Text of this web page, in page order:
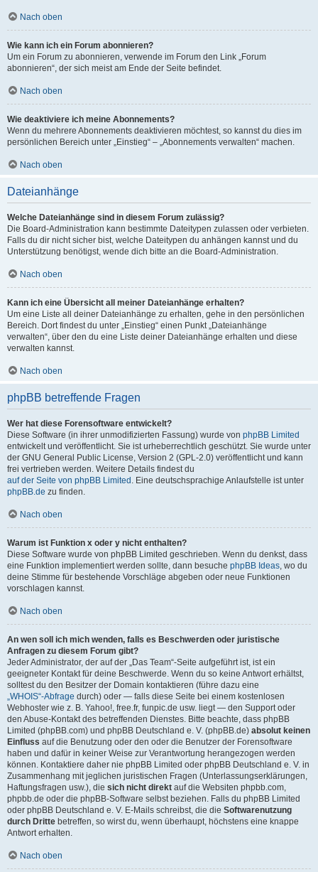
Nach oben
Wie kann ich ein Forum abonnieren?
Um ein Forum zu abonnieren, verwende im Forum den Link „Forum
abonnieren“, der sich meist am Ende der Seite befindet.
Nach oben
Wie deaktiviere ich meine Abonnements?
Wenn du mehrere Abonnements deaktivieren möchtest, so kannst du dies im
persönlichen Bereich unter „Einstieg“ – „Abonnements verwalten“ machen.
Nach oben
Dateianhänge
Welche Dateianhänge sind in diesem Forum zulässig?
Die Board-Administration kann bestimmte Dateitypen zulassen oder verbieten.
Falls du dir nicht sicher bist, welche Dateitypen du anhängen kannst und du
Unterstützung benötigst, wende dich bitte an die Board-Administration.
Nach oben
Kann ich eine Übersicht all meiner Dateianhänge erhalten?
Um eine Liste all deiner Dateianhänge zu erhalten, gehe in den persönlichen
Bereich. Dort findest du unter „Einstieg“ einen Punkt „Dateianhänge
verwalten“, über den du eine Liste deiner Dateianhänge erhalten und diese
verwalten kannst.
Nach oben
phpBB betreffende Fragen
Wer hat diese Forensoftware entwickelt?
Diese Software (in ihrer unmodifizierten Fassung) wurde von phpBB Limited
entwickelt und veröffentlicht. Sie ist urheberrechtlich geschützt. Sie wurde unter
der GNU General Public License, Version 2 (GPL-2.0) veröffentlicht und kann
frei vertrieben werden. Weitere Details findest du
auf der Seite von phpBB Limited . Eine deutschsprachige Anlaufstelle ist unter
phpBB.de zu finden.
Nach oben
Warum ist Funktion x oder y nicht enthalten?
Diese Software wurde von phpBB Limited geschrieben. Wenn du denkst, dass
eine Funktion implementiert werden sollte, dann besuche phpBB Ideas , wo du
deine Stimme für bestehende Vorschläge abgeben oder neue Funktionen
vorschlagen kannst.
Nach oben
An wen soll ich mich wenden, falls es Beschwerden oder juristische
Anfragen zu diesem Forum gibt?
Jeder Administrator, der auf der „Das Team“-Seite aufgeführt ist, ist ein
geeigneter Kontakt für deine Beschwerde. Wenn du so keine Antwort erhältst,
solltest du den Besitzer der Domain kontaktieren (führe dazu eine
„WHOIS“-Abfrage durch) oder — falls diese Seite bei einem kostenlosen
Webhoster wie z. B. Yahoo!, free.fr, funpic.de usw. liegt — den Support oder
den Abuse-Kontakt des betreffenden Dienstes. Bitte beachte, dass phpBB
Limited (phpBB.com) und phpBB Deutschland e. V. (phpBB.de) absolut keinen
Einfluss auf die Benutzung oder den oder die Benutzer der Forensoftware
haben und dafür in keiner Weise zur Verantwortung herangezogen werden
können. Kontaktiere daher nie phpBB Limited oder phpBB Deutschland e. V. in
Zusammenhang mit jeglichen juristischen Fragen (Unterlassungserklärungen,
Haftungsfragen usw.), die sich nicht direkt auf die Websiten phpbb.com,
phpbb.de oder die phpBB-Software selbst beziehen. Falls du phpBB Limited
oder phpBB Deutschland e. V. E-Mails schreibst, die die Softwarenutzung
durch Dritte betreffen, so wirst du, wenn überhaupt, höchstens eine knappe
Antwort erhalten.
Nach oben